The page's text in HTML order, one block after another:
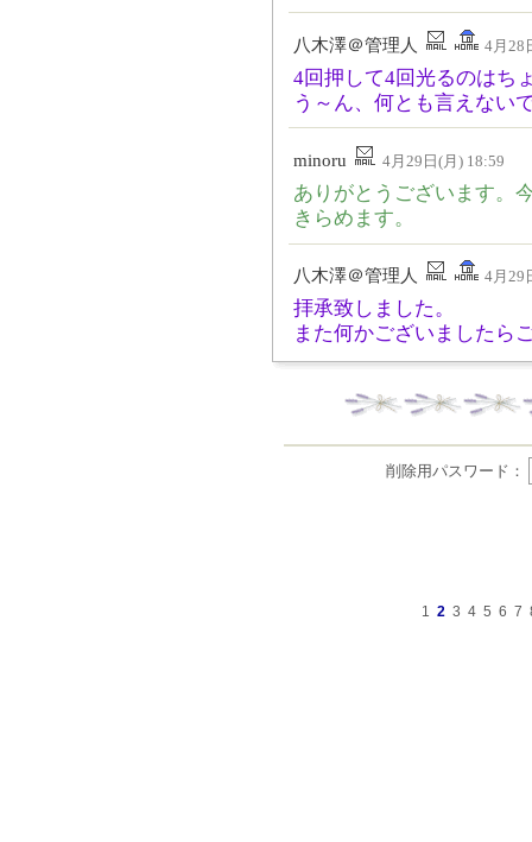
八木澤＠管理人 4月28
4回押して4回光るのはち
う～ん、何とも言えない
minoru 4月29日(月) 18:59
ありがとうございます
きらめます。
八木澤＠管理人 4月29
拝承致しました。
また何かございましたら
削除用パスワード：
1 2 3 4 5 6 7